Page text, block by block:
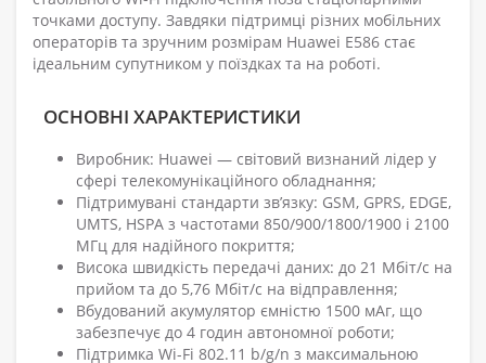
точками доступу. Завдяки підтримці різних мобільних
операторів та зручним розмірам Huawei E586 стає
ідеальним супутником у поїздках та на роботі.
ОСНОВНІ ХАРАКТЕРИСТИКИ
Виробник: Huawei — світовий визнаний лідер у
сфері телекомунікаційного обладнання;
Підтримувані стандарти зв’язку: GSM, GPRS, EDGE,
UMTS, HSPA з частотами 850/900/1800/1900 і 2100
МГц для надійного покриття;
Висока швидкість передачі даних: до 21 Мбіт/с на
прийом та до 5,76 Мбіт/с на відправлення;
Вбудований акумулятор ємністю 1500 мАг, що
забезпечує до 4 годин автономної роботи;
Підтримка Wi-Fi 802.11 b/g/n з максимальною